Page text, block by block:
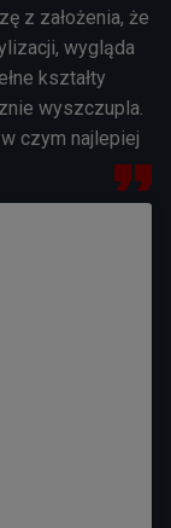
z założenia, że
wygląda
kształty
wyszczupla.
czym najlepiej